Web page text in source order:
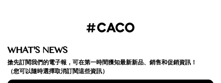
WHAT'S NEWS
搶先訂閱我們的電子報，可在第一時間獲知最新新品、銷售和促銷資訊！
（您可以隨時選擇取消訂閱這些資訊）